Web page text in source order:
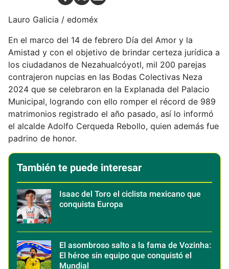
Lauro Galicia / edoméx
En el marco del 14 de febrero Día del Amor y la
Amistad y con el objetivo de brindar certeza jurídica a
los ciudadanos de Nezahualcóyotl, mil 200 parejas
contrajeron nupcias en las Bodas Colectivas Neza
2024 que se celebraron en la Explanada del Palacio
Municipal, logrando con ello romper el récord de 989
matrimonios registrado el año pasado, así lo informó
el alcalde Adolfo Cerqueda Rebollo, quien además fue
padrino de honor.
También te puede interesar
Isaac del Toro el ciclista mexicano que
conquista Europa
El asombroso salto a la fama de Vozinha:
El héroe sin equipo que conquistó el
Mundial